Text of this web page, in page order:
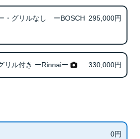
・グリルなし ーBOSCH 295,000円
リル付き ーRinnaiー 330,000円
0円